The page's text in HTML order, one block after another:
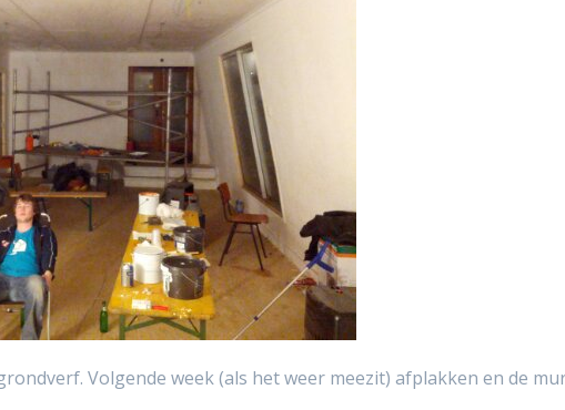
Volgende week (als het weer meezit) afplakken en de